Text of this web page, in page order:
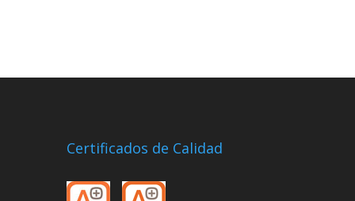
Certificados de Calidad